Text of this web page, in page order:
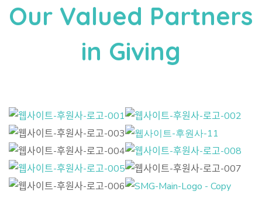
Our Valued Partners
in Giving